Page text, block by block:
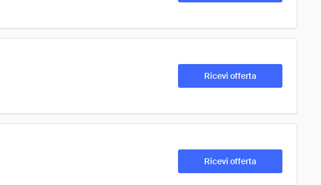
Ricevi offerta
Ricevi offerta